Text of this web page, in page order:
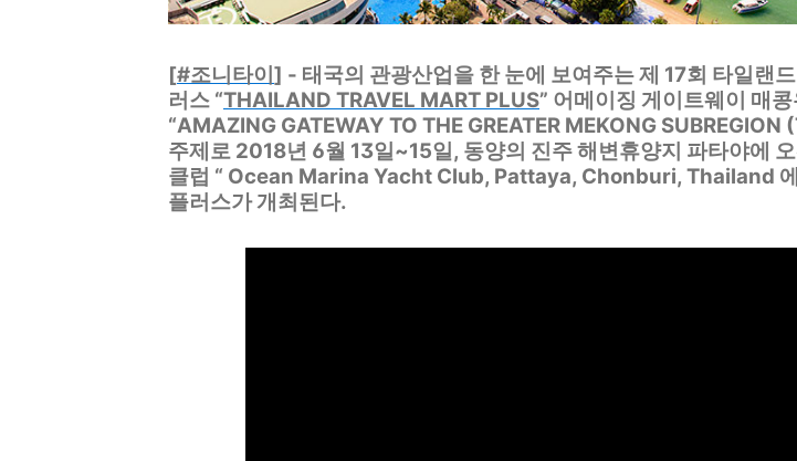
[#조니타이 ] - 태국의 관광산업을 한 눈에 보여주는 제 17회 타일랜
러스 “THAILAND TRAVEL MART PLUS” 어메이징 게이트웨이 매
“AMAZING GATEWAY TO THE GREATER MEKONG
주제로 2018년 6월 13일~15일, 동양의 진주 해변휴양지 파타야에
클럽 “ Ocean Marina Yacht Club, Pattaya, Chonburi, Thailand
플러스가 개최된다.